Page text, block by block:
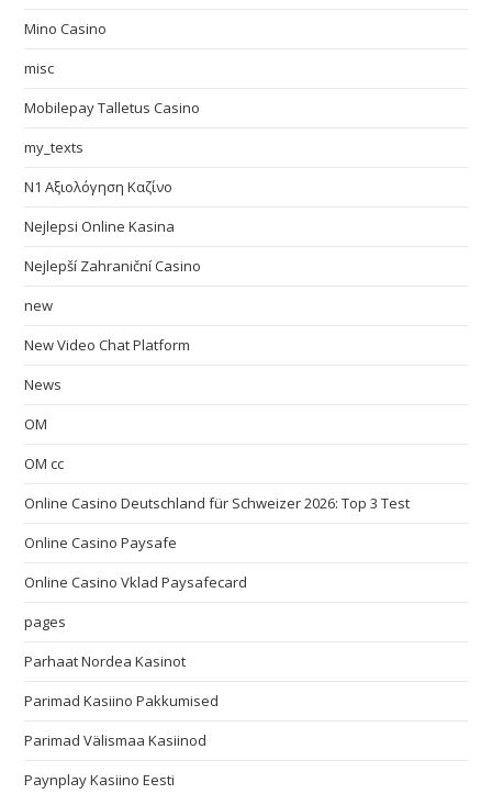
Mino Casino
misc
Mobilepay Talletus Casino
my_texts
N1 Αξιολόγηση Καζίνο
Nejlepsi Online Kasina
Nejlepší Zahraniční Casino
new
New Video Chat Platform
News
OM
OM cc
Online Casino Deutschland für Schweizer 2026: Top 3 Test
Online Casino Paysafe
Online Casino Vklad Paysafecard
pages
Parhaat Nordea Kasinot
Parimad Kasiino Pakkumised
Parimad Välismaa Kasiinod
Paynplay Kasiino Eesti